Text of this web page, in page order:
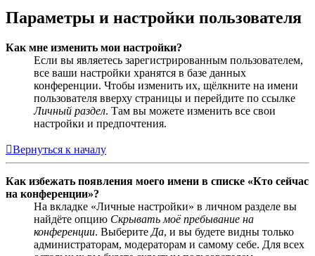
Параметры и настройки пользователя
Как мне изменить мои настройки?
Если вы являетесь зарегистрированным пользователем,
все ваши настройки хранятся в базе данных
конференции. Чтобы изменить их, щёлкните на имени
пользователя вверху страницы и перейдите по ссылке
Личный раздел. Там вы можете изменить все свои
настройки и предпочтения.
Вернуться к началу
Как избежать появления моего имени в списке «Кто сейчас
на конференции»?
На вкладке «Личные настройки» в личном разделе вы
найдёте опцию Скрывать моё пребывание на
конференции. Выберите Да, и вы будете видны только
администраторам, модераторам и самому себе. Для всех